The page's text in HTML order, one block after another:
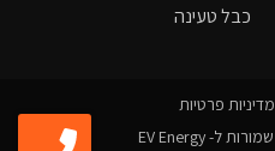
כבל טעינה
מדיניות פרטיות